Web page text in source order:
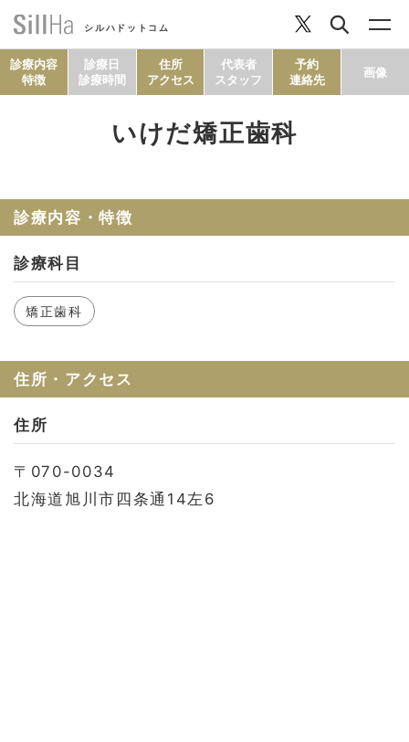
シルハドットコム
診療内容
特徴
診療日
診療時間
住所
アクセス
代表者
スタッフ
予約
連絡先
画像
いけだ矯正歯科
診療内容・特徴
診療科目
矯正歯科
住所・アクセス
住所
〒070-0034
北海道旭川市四条通14左6